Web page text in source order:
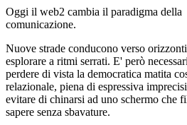
Oggi il web2 cambia il paradigma della
comunicazione.
Nuove strade conducono verso
esplorare a ritmi serrati. E' però
perdere di vista la democratica matita
relazionale, piena di espressiva
evitare di chinarsi ad uno schermo che
sapere senza sbavature.